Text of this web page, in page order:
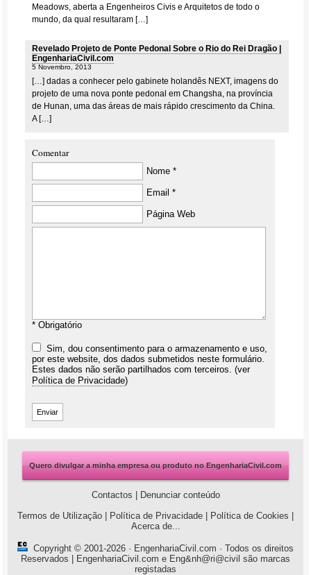
Meadows, aberta a Engenheiros Civis e Arquitetos de todo o
mundo, da qual resultaram […]
Revelado Projeto de Ponte Pedonal Sobre o Rio do Rei Dragão |
EngenhariaCivil.com
5 Novembro, 2013
[…] dadas a conhecer pelo gabinete holandês NEXT, imagens do
projeto de uma nova ponte pedonal em Changsha, na província
de Hunan, uma das áreas de mais rápido crescimento da China.
A […]
Comentar
Nome *
Email *
Página Web
* Obrigatório
Sim, dou consentimento para o armazenamento e uso,
por este website, dos dados submetidos neste formulário.
Estes dados não serão partilhados com terceiros. (ver
Política de Privacidade)
Quero divulgar a minha empresa ou produto no EngenhariaCivil.com
Contactos
Denunciar conteúdo
Termos de Utilização
Política de Privacidade Política de Cookies
Acerca de...
Copyright © 2001-2026 · EngenhariaCivil.com · Todos os direitos
Reservados | EngenhariaCivil.com e Eng&nh@ri@civil são marcas
registadas